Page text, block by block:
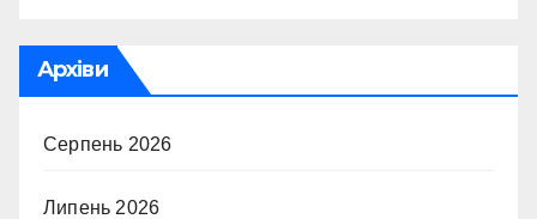
Архіви
Серпень 2026
Липень 2026